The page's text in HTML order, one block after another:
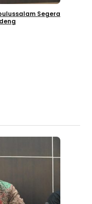
Segera